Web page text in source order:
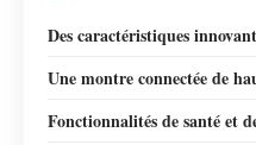
Des caractéristiques
Une montre connectée de
Fonctionnalités de santé et